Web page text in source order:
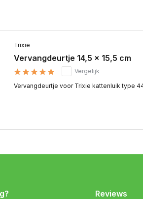
Trixie
Vervangdeurtje 14,5 x 15,5 cm
Vergelijk
Vervangdeurtje voor Trixie kattenluik type
Reviews